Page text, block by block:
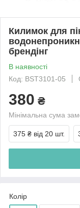
Килимок для
брендінг
В наявності
Код: BST3101-05
380 ₴
Мінімальна сума
375 ₴ від 20 шт.
Колір